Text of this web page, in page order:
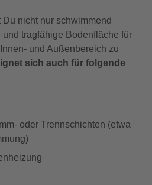
nicht nur schwimmend
tragfähige Bodenfläche für
und Außenbereich zu
sich auch für folgende
oder Trennschichten (etwa